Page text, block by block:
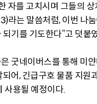
자를 고치시며 그들의
라는 말씀처럼, 이번 나눔
기를 기도한다”고 덧붙
굿네이버스를 통해 미얀
어, 긴급구호 물품 지원
사용될 예정이다.